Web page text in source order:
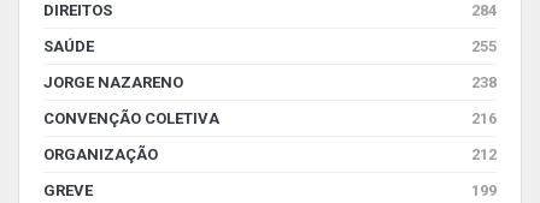
DIREITOS
284
SAÚDE
255
JORGE NAZARENO
238
CONVENÇÃO COLETIVA
216
ORGANIZAÇÃO
212
GREVE
199